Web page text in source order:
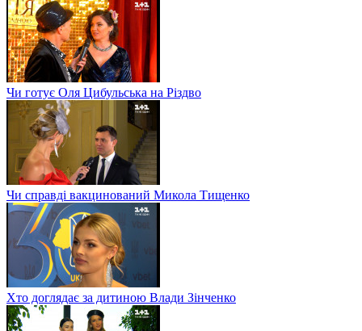
Чи готує Оля Цибульська на Різдво
Чи справді вакцинований Микола Тищенко
Хто доглядає за дитиною Влади Зінченко